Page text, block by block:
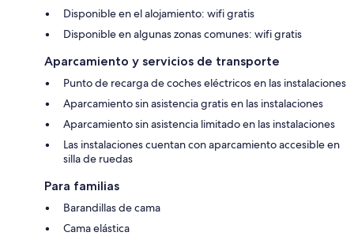
Disponible en el alojamiento: wifi gratis
Disponible en algunas zonas comunes: wifi gratis
Aparcamiento y servicios de transporte
Punto de recarga de coches eléctricos en las instalaciones
Aparcamiento sin asistencia gratis en las instalaciones
Aparcamiento sin asistencia limitado en las instalaciones
Las instalaciones cuentan con aparcamiento accesible en
silla de ruedas
Para familias
Barandillas de cama
Cama elástica